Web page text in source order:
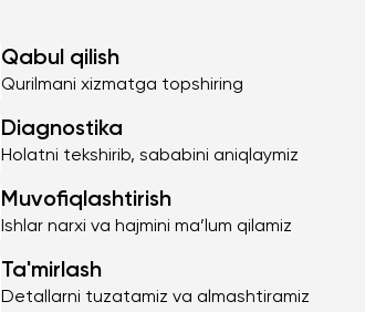
Qabul qilish
Qurilmani xizmatga topshiring
Diagnostika
Holatni tekshirib, sababini aniqlaymiz
Muvofiqlashtirish
Ishlar narxi va hajmini ma’lum qilamiz
Ta'mirlash
Detallarni tuzatamiz va almashtiramiz